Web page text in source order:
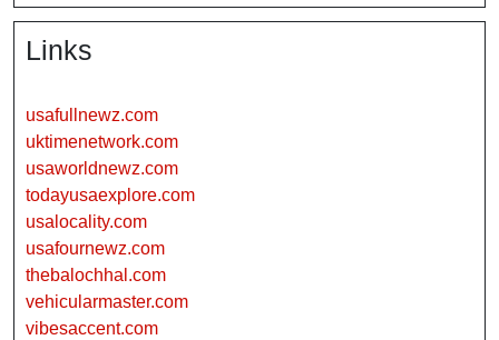
Links
usafullnewz.com
uktimenetwork.com
usaworldnewz.com
todayusaexplore.com
usalocality.com
usafournewz.com
thebalochhal.com
vehicularmaster.com
vibesaccent.com